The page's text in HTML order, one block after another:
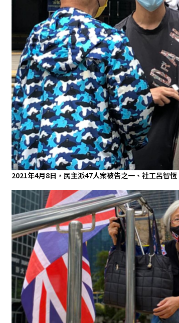
2021年4月8日，民主派47人案被告之一、社工呂智恆